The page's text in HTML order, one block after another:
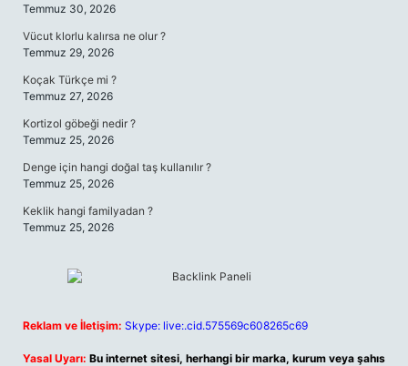
Temmuz 30, 2026
Vücut klorlu kalırsa ne olur ?
Temmuz 29, 2026
Koçak Türkçe mi ?
Temmuz 27, 2026
Kortizol göbeği nedir ?
Temmuz 25, 2026
Denge için hangi doğal taş kullanılır ?
Temmuz 25, 2026
Keklik hangi familyadan ?
Temmuz 25, 2026
Reklam ve İletişim: Skype: live:.cid.575569c608265c69
Yasal Uyarı: Bu internet sitesi, herhangi bir marka, kurum veya şahıs